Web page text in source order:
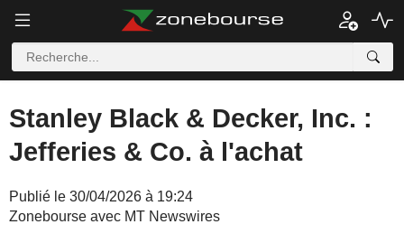
Stanley Black & Decker, Inc. :
Jefferies & Co. à l'achat
Publié le 30/04/2026 à 19:24
Zonebourse avec MT Newswires